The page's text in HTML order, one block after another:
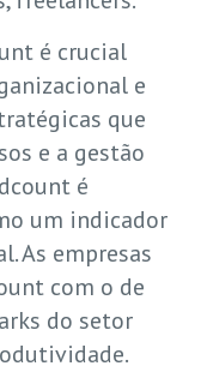
é crucial
e
que
e a gestão
é
um indicador
As empresas
com o de
do setor